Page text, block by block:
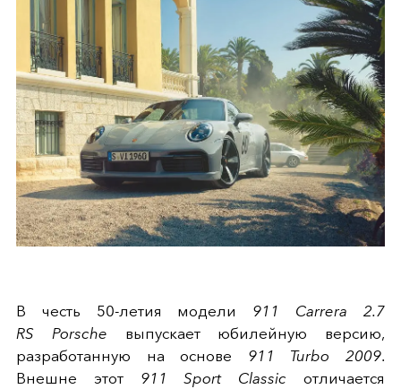
В честь 50-летия модели 911 Carrera 2.7
RS
Porsche выпускает юбилейную версию,
разработанную на основе 911 Turbo 2009.
Внешне этот 911 Sport Classic отличается